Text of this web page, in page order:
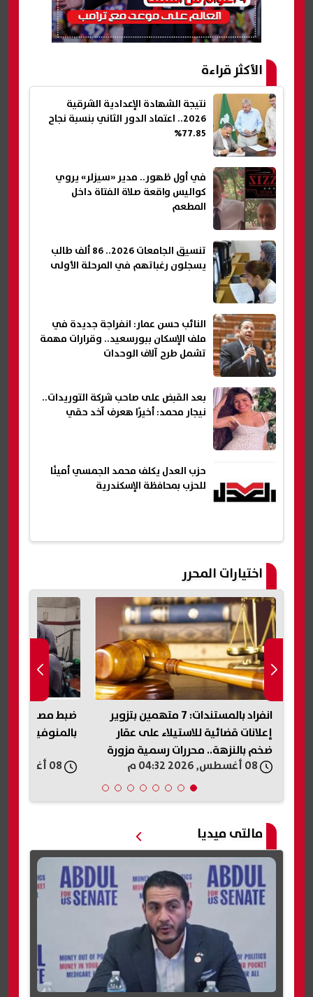
الأكثر قراءة
نتيجة الشهادة الإعدادية الشرقية
2026.. اعتماد الدور الثاني بنسبة نجاح
77.85%
في أول ظهور.. مدير «سيزلر» يروي
كواليس واقعة صلاة الفتاة داخل
المطعم
تنسيق الجامعات 2026.. 86 ألف طالب
يسجلون رغباتهم في المرحلة الأولى
النائب حسن عمار: انفراجة جديدة في
ملف الإسكان ببورسعيد.. وقرارات مهمة
تشمل طرح آلاف الوحدات
بعد القبض على صاحب شركة التوريدات..
نيجار محمد: أخيرًا هعرف آخد حقي
حزب العدل يكلف محمد الجمسي أمينًا
للحزب بمحافظة الإسكندرية
اختيارات المحرر
انفراد بالمستندات: 7 متهمين بتزوير
إعلانات قضائية للاستيلاء على عقار
ضخم بالنزهة.. محررات رسمية مزورة
08 أغسطس, 2026 04:32 م
ضبط مصنع غير
بالمنوفية
08 أغسطس, 2026 04:26 م
مالتى ميديا